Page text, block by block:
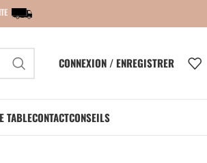
CONNEXION / ENREGISTRER
TABLECONTACTCONSEILS